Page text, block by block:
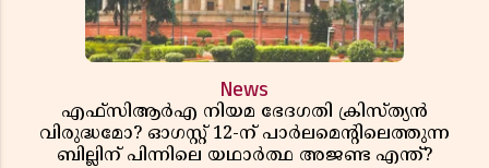
News
എഫ്സിആർഎ നിയമ ഭേദഗതി ക്രിസ്ത്യൻ
വിരുദ്ധമോ? ഓഗസ്റ്റ് 12-ന് പാർലമെന്റിലെത്തുന്ന
ബില്ലിന് പിന്നിലെ യഥാർത്ഥ അജണ്ട എന്ത്?